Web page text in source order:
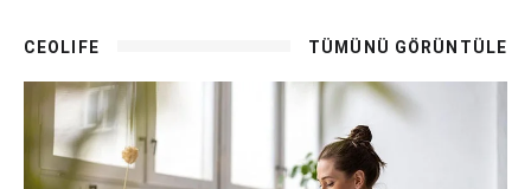
CEOLIFE TÜMÜNÜ GÖRÜNTÜLE